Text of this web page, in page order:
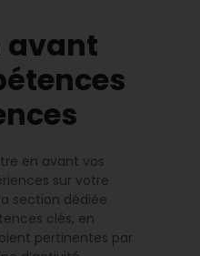
avant
en avant vos
sur votre
section dédiée
clés, en
pertinentes par